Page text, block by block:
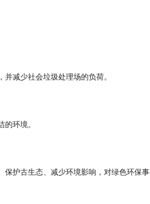
减少社会垃圾处理场的负荷。
环境。
保护古生态、减少环境影响，对绿色环保事